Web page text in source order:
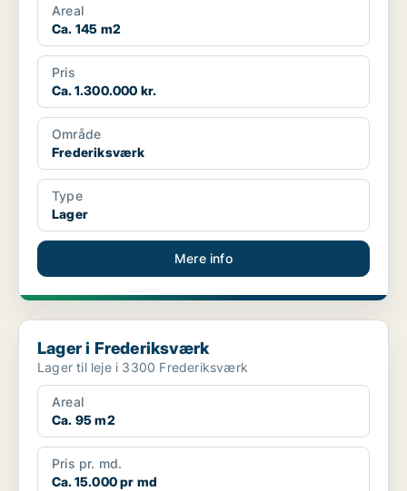
Areal
Ca. 145 m2
Pris
Ca. 1.300.000 kr.
Område
Frederiksværk
Type
Lager
Mere info
Lager i Frederiksværk
Lager i Frederiksværk
Lager til leje i 3300 Frederiksværk
Areal
Ca. 95 m2
Pris pr. md.
Ca. 15.000 pr md